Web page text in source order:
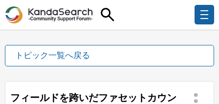
トピック一覧へ戻る
フィールドを跨いだファセットカウン